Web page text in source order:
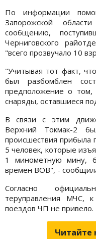
По информации
Запорожской
сообщению,
Черниговского
"всего прозвучало 10
"Учитывая тот факт,
был разбомблен
предположение о том,
снаряды, оставшиеся
В связи с этим
Верхний Токмак-2
происшествия прибыла
5 человек, которые
1 минометную мину,
времен ВОВ", -
Согласно
теруправления МЧС,
поездов ЧП не привело.
Читайте